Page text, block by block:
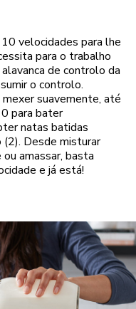
velocidades para lhe
para o trabalho
de controlo da
o controlo.
suavemente, até
para bater
natas batidas
Desde misturar
amassar, basta
e já está!